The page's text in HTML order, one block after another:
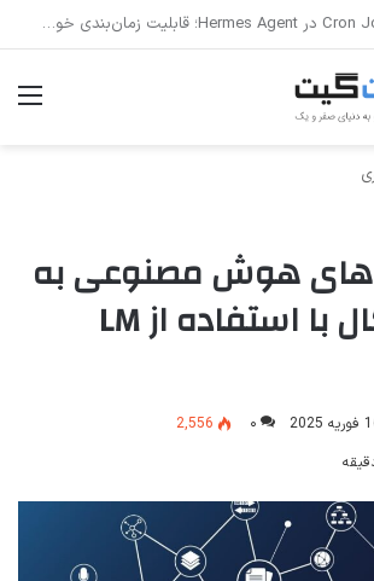
هوش مصنوعی به
صورت لوکال با استفاده از LM
2025 ۰
2,556